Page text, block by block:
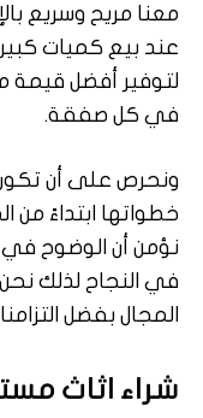
معنا مريح وسريع
عند بيع كميات
لتوفير أفضل قيمة
في كل صفقة.
ونحرص على أن
خطواتها ابتداءً من
نؤمن أن الوضوح في
في النجاح لذلك نحن
المجال بفضل
شراء اثاث